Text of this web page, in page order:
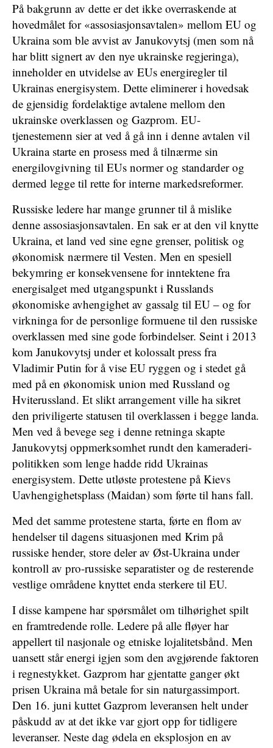
På bakgrunn av dette er det ikke overraskende at
hovedmålet for «assosiasjonsavtalen» mellom EU og
Ukraina som ble avvist av Janukovytsj (men som nå
har blitt signert av den nye ukrainske regjeringa),
inneholder en utvidelse av EUs energiregler til
Ukrainas energisystem. Dette eliminerer i hovedsak
de gjensidig fordelaktige avtalene mellom den
ukrainske overklassen og Gazprom. EU-
tjenestemenn sier at ved å gå inn i denne avtalen vil
Ukraina starte en prosess med å tilnærme sin
energilovgivning til EUs normer og standarder og
dermed legge til rette for interne markedsreformer.
Russiske ledere har mange grunner til å mislike
denne assosiasjonsavtalen. En sak er at den vil knytte
Ukraina, et land ved sine egne grenser, politisk og
økonomisk nærmere til Vesten. Men en spesiell
bekymring er konsekvensene for inntektene fra
energisalget med utgangspunkt i Russlands
økonomiske avhengighet av gassalg til EU – og for
virkninga for de personlige formuene til den russiske
overklassen med sine gode forbindelser. Seint i 2013
kom Janukovytsj under et kolossalt press fra
Vladimir Putin for å vise EU ryggen og i stedet gå
med på en økonomisk union med Russland og
Hviterussland. Et slikt arrangement ville ha sikret
den priviligerte statusen til overklassen i begge landa.
Men ved å bevege seg i denne retninga skapte
Janukovytsj oppmerksomhet rundt den kameraderi-
politikken som lenge hadde ridd Ukrainas
energisystem. Dette utløste protestene på Kievs
Uavhengighetsplass (Maidan) som førte til hans fall.
Med det samme protestene starta, førte en flom av
hendelser til dagens situasjonen med Krim på
russiske hender, store deler av Øst-Ukraina under
kontroll av pro-russiske separatister og de resterende
vestlige områdene knyttet enda sterkere til EU.
I disse kampene har spørsmålet om tilhørighet spilt
en framtredende rolle. Ledere på alle fløyer har
appellert til nasjonale og etniske lojalitetsbånd. Men
uansett står energi igjen som den avgjørende faktoren
i regnestykket. Gazprom har gjentatte ganger økt
prisen Ukraina må betale for sin naturgassimport.
Den 16. juni kuttet Gazprom leveransen helt under
påskudd av at det ikke var gjort opp for tidligere
leveranser. Neste dag ødela en eksplosjon en av